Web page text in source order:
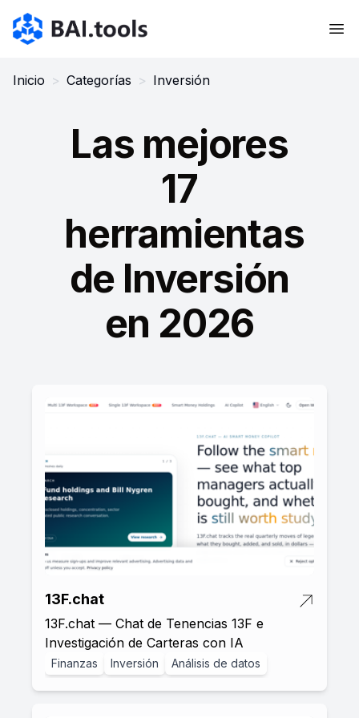
Bai.tools
Inicio > Categorías > Inversión
Las mejores
17
herramientas
de Inversión
en 2026
13F.chat
13F.chat — Chat de Tenencias 13F e
Investigación de Carteras con IA
Finanzas Inversión Análisis de datos